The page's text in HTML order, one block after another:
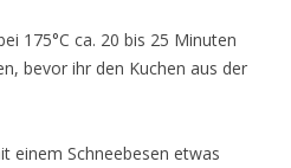
175°C ca. 20 bis 25 Minuten
bevor ihr den Kuchen aus der
einem Schneebesen etwas